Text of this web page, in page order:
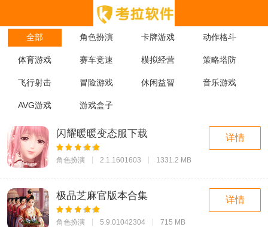
全部 角色扮演 卡牌游戏 动作格斗
体育游戏 赛车竞速 模拟经营 策略塔防
飞行射击 冒险游戏 休闲益智 音乐游戏
AVG游戏 游戏盒子
闪耀暖暖变态服下载
角色扮演 2.1.1601603 1331.2 MB
详情
极品芝麻官版本合集
角色扮演 5.9.01042304 715 MB
详情